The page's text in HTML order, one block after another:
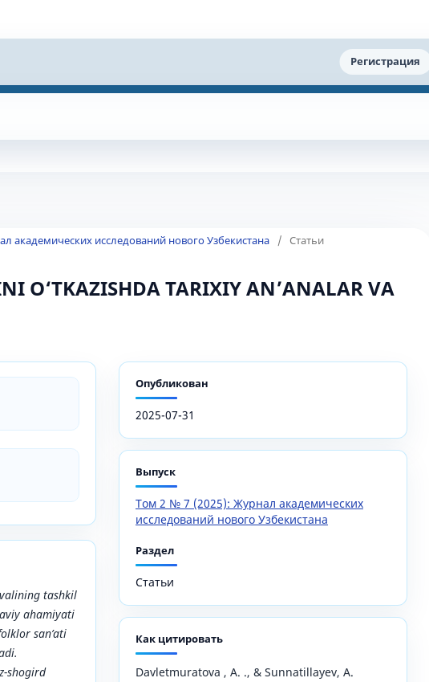
Регистрация
академических исследований нового Узбекистана / Статьи
O‘TKAZISHDA TARIXIY AN’ANALAR VA
tashkil
ahamiyati
san’ati
shogird
Опубликован
2025-07-31
Выпуск
Том 2 № 7 (2025): Журнал академических
исследований нового Узбекистана
Раздел
Статьи
Как цитировать
Davletmuratova , A. ., & Sunnatillayev, A.